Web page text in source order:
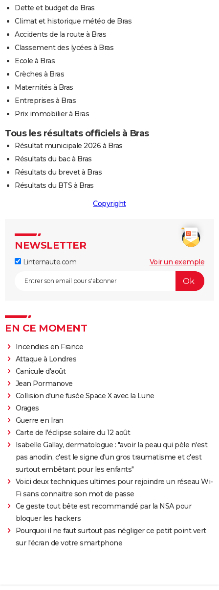
Dette et budget de Bras
Climat et historique météo de Bras
Accidents de la route à Bras
Classement des lycées à Bras
Ecole à Bras
Crèches à Bras
Maternités à Bras
Entreprises à Bras
Prix immobilier à Bras
Tous les résultats officiels à Bras
Résultat municipale 2026 à Bras
Résultats du bac à Bras
Résultats du brevet à Bras
Résultats du BTS à Bras
Copyright
NEWSLETTER
Linternaute.com Voir un exemple
EN CE MOMENT
Incendies en France
Attaque à Londres
Canicule d'août
Jean Pormanove
Collision d'une fusée Space X avec la Lune
Orages
Guerre en Iran
Carte de l'éclipse solaire du 12 août
Isabelle Gallay, dermatologue : "avoir la peau qui pèle n'est
pas anodin, c'est le signe d'un gros traumatisme et c'est
surtout embêtant pour les enfants"
Voici deux techniques ultimes pour rejoindre un réseau Wi-
Fi sans connaitre son mot de passe
Ce geste tout bête est recommandé par la NSA pour
bloquer les hackers
Pourquoi il ne faut surtout pas négliger ce petit point vert
sur l'écran de votre smartphone